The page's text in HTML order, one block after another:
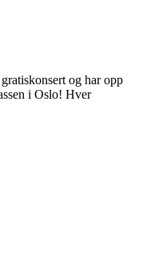
og har opp
i Oslo! Hver